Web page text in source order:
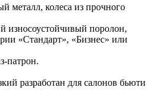
металл, колеса из прочного
износоустойчивый поролон,
«Стандарт», «Бизнес» или
патрон.
разработан для салонов бьюти